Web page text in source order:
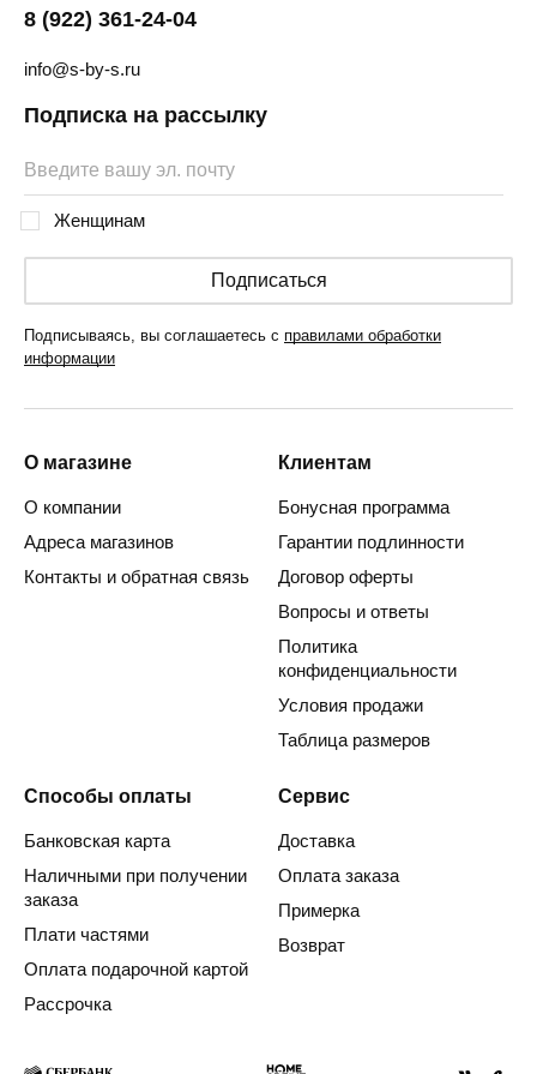
8 (922) 361-24-04
info@s-by-s.ru
Подписка на рассылку
Женщинам
Подписаться
Подписываясь, вы соглашаетесь с правилами обработки
информации
О магазине
О компании
Адреса магазинов
Контакты и обратная связь
Клиентам
Бонусная программа
Гарантии подлинности
Договор оферты
Вопросы и ответы
Политика
конфиденциальности
Условия продажи
Таблица размеров
Способы оплаты
Банковская карта
Наличными при получении
заказа
Плати частями
Оплата подарочной картой
Рассрочка
Сервис
Доставка
Оплата заказа
Примерка
Возврат